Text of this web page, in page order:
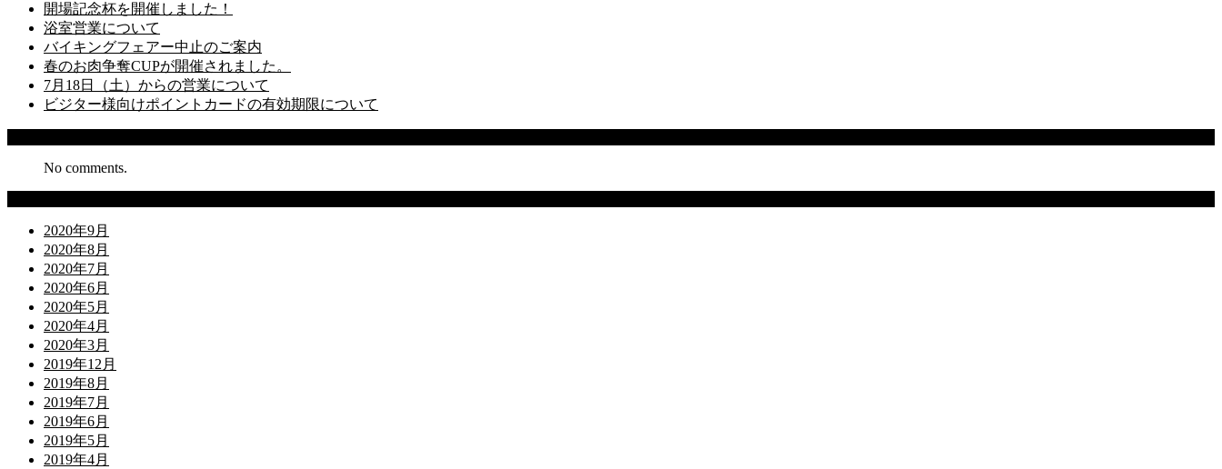
開場記念杯を開催しました！
浴室営業について
バイキングフェアー中止のご案内
春のお肉争奪CUPが開催されました。
7月18日（土）からの営業について
ビジター様向けポイントカードの有効期限について
No comments.
2020年9月
2020年8月
2020年7月
2020年6月
2020年5月
2020年4月
2020年3月
2019年12月
2019年8月
2019年7月
2019年6月
2019年5月
2019年4月